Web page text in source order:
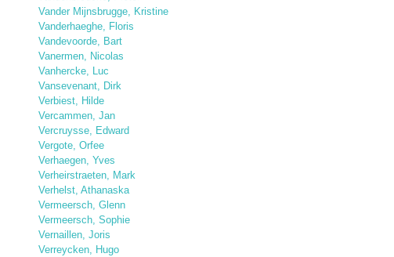
Vander Mijnsbrugge, Kristine
Vanderhaeghe, Floris
Vandevoorde, Bart
Vanermen, Nicolas
Vanhercke, Luc
Vansevenant, Dirk
Verbiest, Hilde
Vercammen, Jan
Vercruysse, Edward
Vergote, Orfee
Verhaegen, Yves
Verheirstraeten, Mark
Verhelst, Athanaska
Vermeersch, Glenn
Vermeersch, Sophie
Vernaillen, Joris
Verreycken, Hugo